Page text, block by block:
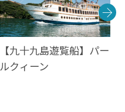
【九十九島遊覧船】パー
ルクィーン